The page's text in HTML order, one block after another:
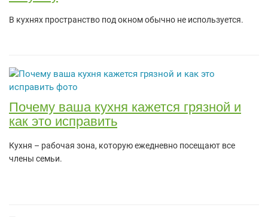
В кухнях пространство под окном обычно не используется.
Почему ваша кухня кажется грязной и
как это исправить
Кухня – рабочая зона, которую ежедневно посещают все
члены семьи.